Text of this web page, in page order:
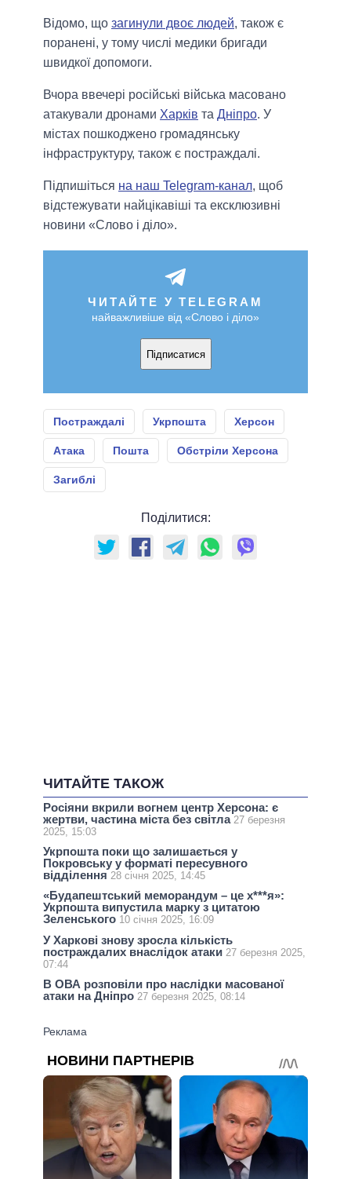
Відомо, що загинули двоє людей, також є
поранені, у тому числі медики бригади
швидкої допомоги.
Вчора ввечері російські війська масовано
атакували дронами Харків та Дніпро. У
містах пошкоджено громадянську
інфраструктуру, також є постраждалі.
Підпишіться на наш Telegram-канал, щоб
відстежувати найцікавіші та ексклюзивні
новини «Слово і діло».
ЧИТАЙТЕ У TELEGRAM
найважливіше від «Слово і діло»
Підписатися
Постраждалі Укрпошта Херсон
Атака Пошта Обстріли Херсона
Загиблі
Поділитися:
ЧИТАЙТЕ ТАКОЖ
Росіяни вкрили вогнем центр Херсона: є
жертви, частина міста без світла 27 березня
2025, 15:03
Укрпошта поки що залишається у
Покровську у форматі пересувного
відділення 28 січня 2025, 14:45
«Будапештський меморандум – це х***я»:
Укрпошта випустила марку з цитатою
Зеленського 10 січня 2025, 16:09
У Харкові знову зросла кількість
постраждалих внаслідок атаки 27 березня 2025,
07:44
В ОВА розповіли про наслідки масованої
атаки на Дніпро 27 березня 2025, 08:14